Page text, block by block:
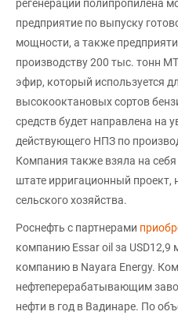
регенерации полипропилена
предприятие по выпуску
мощности, а также
производству 200 тыс. тонн
эфир, который используется
высокооктановых сортов
средств будет направлена на
действующего НПЗ по
Компания также взяла на
штате ирригационный проект,
сельского хозяйства.
Роснефть с партнерами
компанию Essar oil за
компанию в Nayara Energy.
нефтеперерабатывающим
нефти в год в Вадинаре. По